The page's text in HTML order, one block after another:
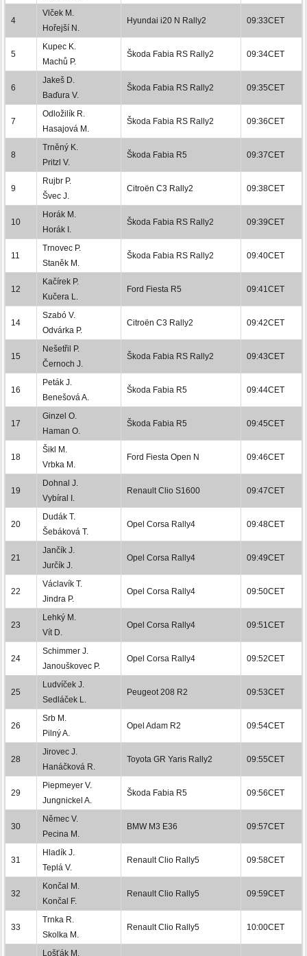
4
Vlček M.
Hořejší N.
Hyundai i20 N Rally2 09:33CET
5
Kupec K.
Machů P.
Škoda Fabia RS Rally2 09:34CET
6
Jakeš D.
Baďura V.
Škoda Fabia RS Rally2 09:35CET
7
Odložilík R.
Hasajová M.
Škoda Fabia RS Rally2 09:36CET
8
Trněný K.
Pritzl V.
Škoda Fabia R5 09:37CET
9
Rujbr P.
Švec J.
Citroën C3 Rally2 09:38CET
10
Horák M.
Horák I.
Škoda Fabia RS Rally2 09:39CET
11
Trnovec P.
Staněk M.
Škoda Fabia RS Rally2 09:40CET
12
Kačírek P.
Kučera L.
Ford Fiesta R5 09:41CET
14
Szabó V.
Odvárka P.
Citroën C3 Rally2 09:42CET
15
Nešetřil P.
Černoch J.
Škoda Fabia RS Rally2 09:43CET
16
Peták J.
Benešová A.
Škoda Fabia R5 09:44CET
17
Ginzel O.
Haman O.
Škoda Fabia R5 09:45CET
18
Šikl M.
Vrbka M.
Ford Fiesta Open N 09:46CET
19
Dohnal J.
Vybíral I.
Renault Clio S1600 09:47CET
20
Dudák T.
Šebáková T.
Opel Corsa Rally4 09:48CET
21
Jančík J.
Jurčík J.
Opel Corsa Rally4 09:49CET
22
Václavík T.
Jindra P.
Opel Corsa Rally4 09:50CET
23
Lehký M.
Vít D.
Opel Corsa Rally4 09:51CET
24
Schimmer J.
Janouškovec P.
Opel Corsa Rally4 09:52CET
25
Ludvíček J.
Sedláček L.
Peugeot 208 R2 09:53CET
26
Srb M.
Pilný A.
Opel Adam R2 09:54CET
28
Jirovec J.
Hanáčková R.
Toyota GR Yaris Rally2 09:55CET
29
Piepmeyer V.
Jungnickel A.
Škoda Fabia R5 09:56CET
30
Němec V.
Pecina M.
BMW M3 E36 09:57CET
31
Hladík J.
Teplá V.
Renault Clio Rally5 09:58CET
32
Končal M.
Končal F.
Renault Clio Rally5 09:59CET
33
Trnka R.
Skolka M.
Renault Clio Rally5 10:00CET
Lošťák M.